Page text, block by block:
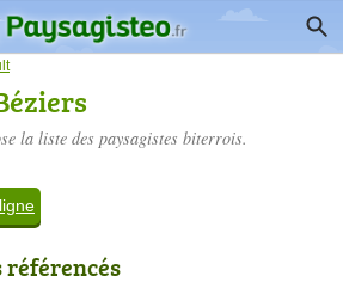
la liste des paysagistes biterrois.
référencés